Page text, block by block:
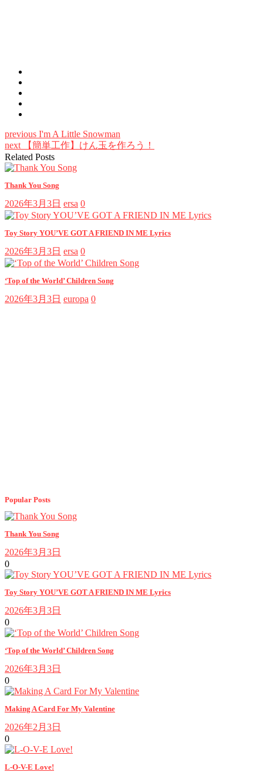
previous I'm A Little Snowman
next 【簡単工作】けん玉を作ろう！
Related Posts
Thank You Song
2026年3月3日 ersa 0
Toy Story YOU’VE GOT A FRIEND IN ME Lyrics
2026年3月3日 ersa 0
‘Top of the World’ Children Song
2026年3月3日 europa 0
Popular Posts
Thank You Song
2026年3月3日
0
Toy Story YOU’VE GOT A FRIEND IN ME Lyrics
2026年3月3日
0
‘Top of the World’ Children Song
2026年3月3日
0
Making A Card For My Valentine
2026年2月3日
0
L-O-V-E Love!